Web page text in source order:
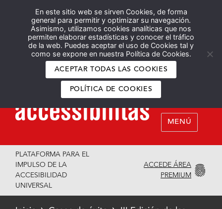
En este sitio web se sirven Cookies, de forma
general para permitir y optimizar su navegación.
Asimismo, utilizamos cookies analíticas que nos
permiten elaborar estadísticas y conocer el tráfico
de la web. Puedes aceptar el uso de Cookies tal y
como se expone en nuestra Política de Cookies.
ACEPTAR TODAS LAS COOKIES
POLÍTICA DE COOKIES
Español English
MENÚ
PLATAFORMA PARA EL
IMPULSO DE LA
ACCESIBILIDAD
UNIVERSAL
ACCEDE ÁREA
PREMIUM